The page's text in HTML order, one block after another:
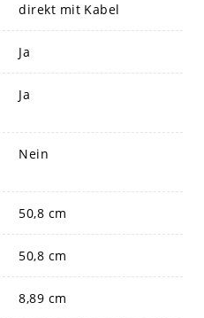
direkt mit Kabel
Ja
Ja
Nein
50,8 cm
50,8 cm
8,89 cm